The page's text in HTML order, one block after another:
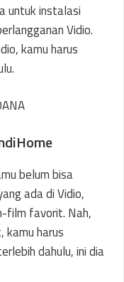
untuk instalasi
Vidio.
kamu harus
belum bisa
ada di Vidio,
film favorit. Nah,
kamu harus
dahulu, ini dia